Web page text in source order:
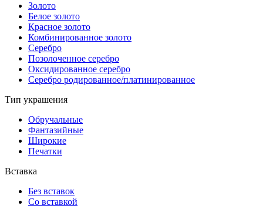
Золото
Белое золото
Красное золото
Комбинированное золото
Серебро
Позолоченное серебро
Оксидированное серебро
Серебро родированное/платинированное
Тип украшения
Обручальные
Фантазийные
Широкие
Печатки
Вставка
Без вставок
Со вставкой